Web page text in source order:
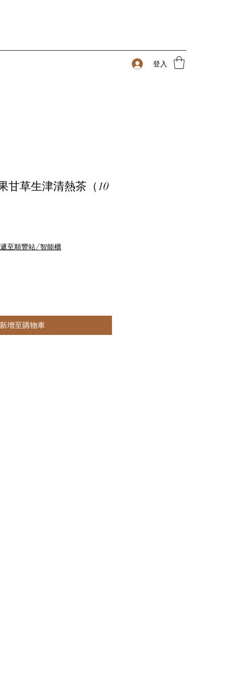
登入
甘草生津清熱茶（10
至順豐站/智能櫃
增至購物車